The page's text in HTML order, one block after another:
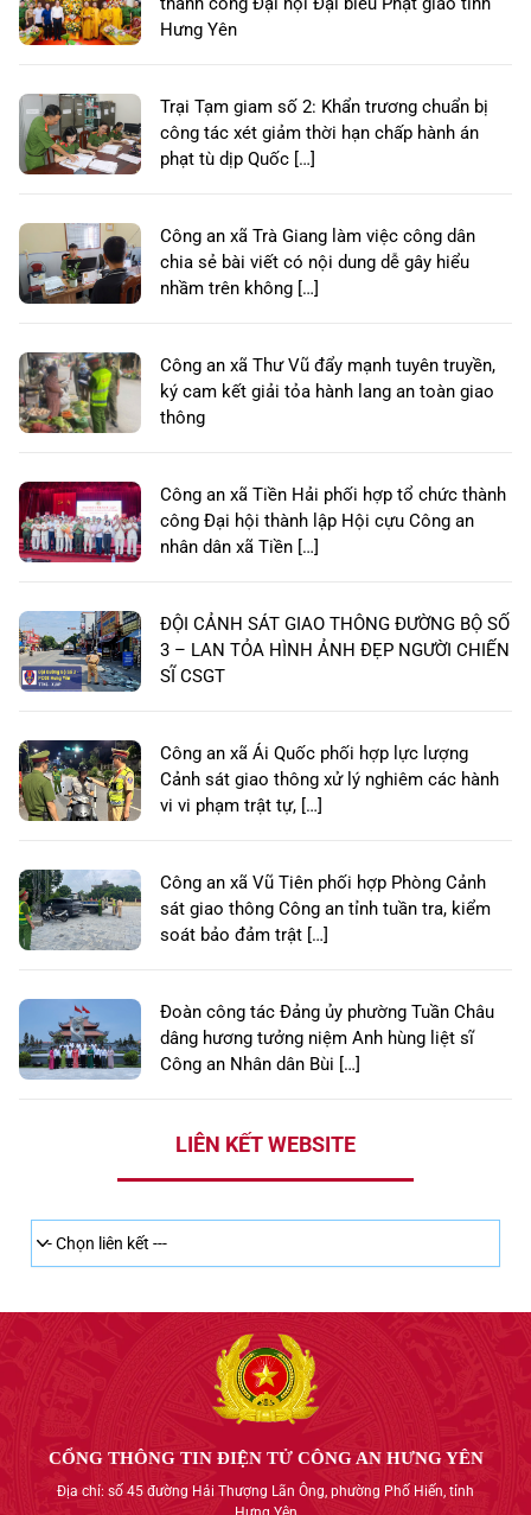
Hưng Yên
Trại Tạm giam số 2: Khẩn trương chuẩn bị
công tác xét giảm thời hạn chấp hành án
phạt tù dịp Quốc […]
Công an xã Trà Giang làm việc công dân
chia sẻ bài viết có nội dung dễ gây hiểu
nhầm trên không […]
Công an xã Thư Vũ đẩy mạnh tuyên truyền,
ký cam kết giải tỏa hành lang an toàn giao
thông
Công an xã Tiền Hải phối hợp tổ chức thành
công Đại hội thành lập Hội cựu Công an
nhân dân xã Tiền […]
ĐỘI CẢNH SÁT GIAO THÔNG ĐƯỜNG BỘ SỐ
3 – LAN TỎA HÌNH ẢNH ĐẸP NGƯỜI CHIẾN
SĨ CSGT
Công an xã Ái Quốc phối hợp lực lượng
Cảnh sát giao thông xử lý nghiêm các hành
vi vi phạm trật tự, […]
Công an xã Vũ Tiên phối hợp Phòng Cảnh
sát giao thông Công an tỉnh tuần tra, kiểm
soát bảo đảm trật […]
Đoàn công tác Đảng ủy phường Tuần Châu
dâng hương tưởng niệm Anh hùng liệt sĩ
Công an Nhân dân Bùi […]
LIÊN KẾT WEBSITE
CỔNG THÔNG TIN ĐIỆN TỬ CÔNG AN HƯNG YÊN
Địa chỉ: số 45 đường Hải Thượng Lãn Ông, phường Phố Hiến, tỉnh